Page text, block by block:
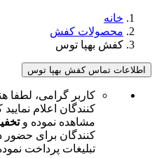
خانه
محصولات کفش
کفش بهپا توس
اطلاعات تماس کفش بهپا توس
کاربر گرامی، لطفا
کنندگان اعلام
مشاهده نموده و
کنندگان برای حضور
تبلیغات پرداخت